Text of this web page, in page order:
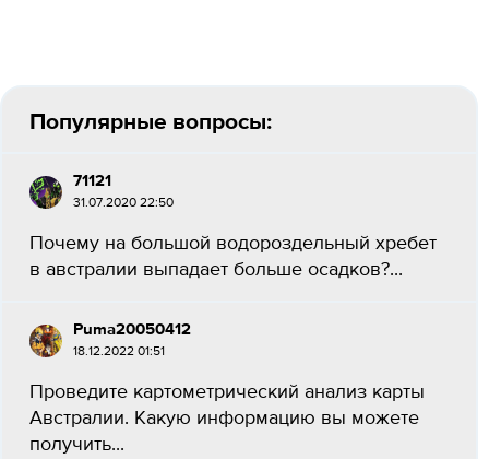
Популярные вопросы:
71121
31.07.2020 22:50
Почему на большой водороздельный хребет
в австралии выпадает больше осадков?...
Puma20050412
18.12.2022 01:51
Проведите картометрический анализ карты
Австралии. Какую информацию вы можете
получить...